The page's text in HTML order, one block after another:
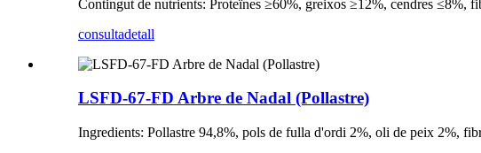
Contingut de nutrients: Proteïnes ≥60%, greixos ≥12%, cendres ≤8%,
consultadetall
LSFD-67-FD Arbre de Nadal (Pollastre)
Ingredients: Pollastre 94,8%, pols de fulla d'ordi 2%, oli de peix 2%,